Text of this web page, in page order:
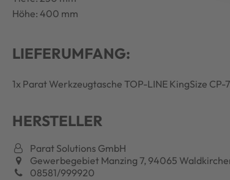
Höhe: 400 mm
LIEFERUMFANG:
1x Parat Werkzeugtasche TOP-LINE KingSize
HERSTELLER
Parat Solutions GmbH
Gewerbegebiet Manzing 7, 94065
08581/999920